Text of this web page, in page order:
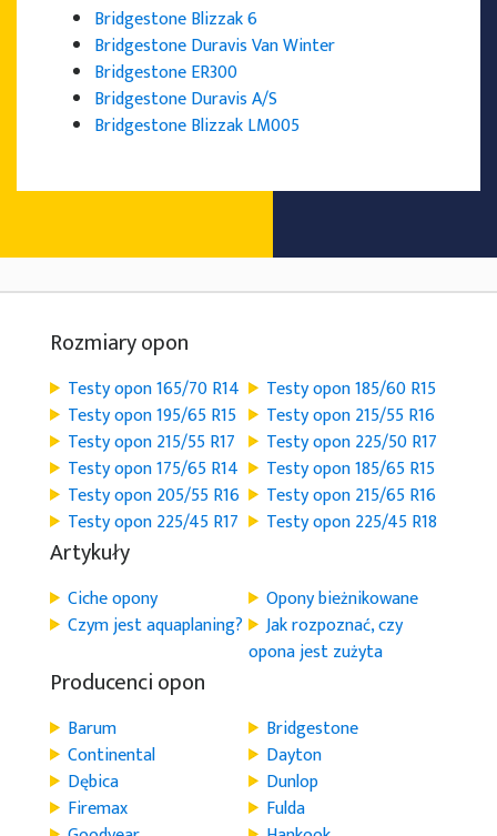
Bridgestone Blizzak 6
Bridgestone Duravis Van Winter
Bridgestone ER300
Bridgestone Duravis A/S
Bridgestone Blizzak LM005
Rozmiary opon
Testy opon 165/70 R14
Testy opon 185/60 R15
Testy opon 195/65 R15
Testy opon 215/55 R16
Testy opon 215/55 R17
Testy opon 225/50 R17
Testy opon 175/65 R14
Testy opon 185/65 R15
Testy opon 205/55 R16
Testy opon 215/65 R16
Testy opon 225/45 R17
Testy opon 225/45 R18
Artykuły
Ciche opony
Opony bieżnikowane
Czym jest aquaplaning?
Jak rozpoznać, czy
opona jest zużyta
Producenci opon
Barum
Bridgestone
Continental
Dayton
Dębica
Dunlop
Firemax
Fulda